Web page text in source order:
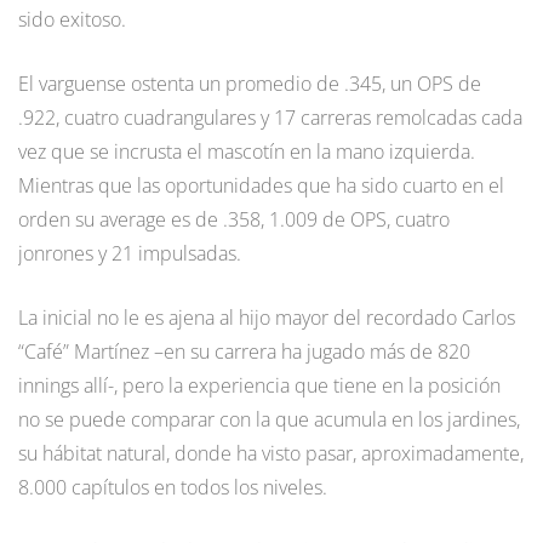
sido exitoso.
El varguense ostenta un promedio de .345, un OPS de
.922, cuatro cuadrangulares y 17 carreras remolcadas cada
vez que se incrusta el mascotín en la mano izquierda.
Mientras que las oportunidades que ha sido cuarto en el
orden su average es de .358, 1.009 de OPS, cuatro
jonrones y 21 impulsadas.
La inicial no le es ajena al hijo mayor del recordado Carlos
“Café” Martínez –en su carrera ha jugado más de 820
innings allí-, pero la experiencia que tiene en la posición
no se puede comparar con la que acumula en los jardines,
su hábitat natural, donde ha visto pasar, aproximadamente,
8.000 capítulos en todos los niveles.